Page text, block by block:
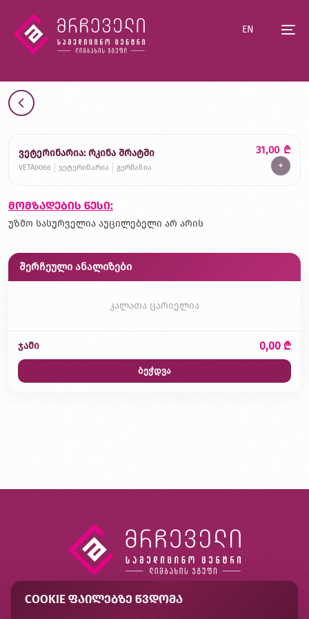
EN
ვეტერინარია: რკინა შრატში
VETA0066 ვეტერინარია გერმანია
31,00 ₾
+
მომზადების წესი:
უზმო სასურველია აუცილებელი არ არის
შერჩეული ანალიზები
კალათა ცარიელია
ჯამი 0,00 ₾
ბეჭდვა
COOKIE ᲤᲐᲘᲚᲔᲑᲖᲔ ᲬᲕᲓᲝᲛᲐ